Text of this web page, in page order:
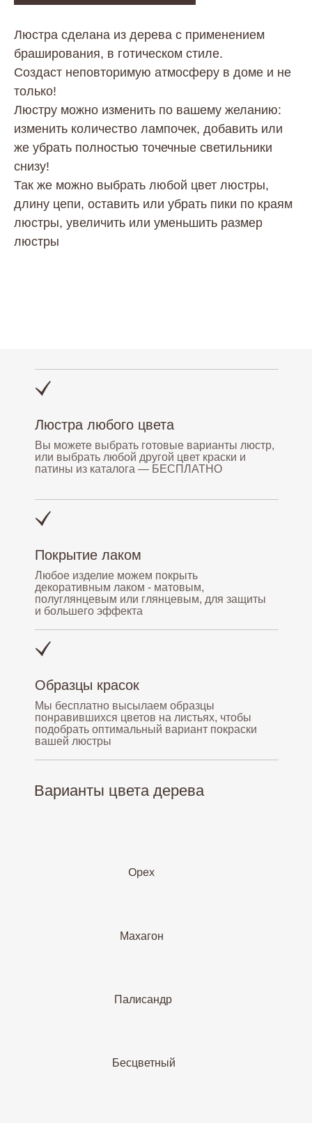
Люстра сделана из дерева с применением
браширования, в готическом стиле.
Создаст неповторимую атмосферу в доме и не
только!
Люстру можно изменить по вашему желанию:
изменить количество лампочек, добавить или
же убрать полностью точечные светильники
снизу!
Так же можно выбрать любой цвет люстры,
длину цепи, оставить или убрать пики по краям
люстры, увеличить или уменьшить размер
люстры
Варианты цвета дерева
Мы бесплатно высылаем образцы
понравившихся цветов на листьях, чтобы
подобрать оптимальный вариант покраски
вашей люстры
Любое изделие можем покрыть
декоративным лаком - матовым,
полуглянцевым или глянцевым, для защиты
и большего эффекта
Вы можете выбрать готовые варианты люстр,
или выбрать любой другой цвет краски и
патины из каталога — БЕСПЛАТНО
Образцы красок
Покрытие лаком
Люстра любого цвета
Орех
Палисандр
Махагон
Бесцветный